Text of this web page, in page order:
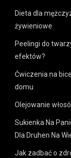
Dieta dla
żywieniowe
Peelingi do
efektów?
Ćwiczenia na
domu
Olejowanie
Sukienka Na
Dla Druhen Na
Jak zadbać o